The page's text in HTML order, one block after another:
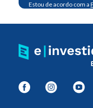
Estou de acordo com a